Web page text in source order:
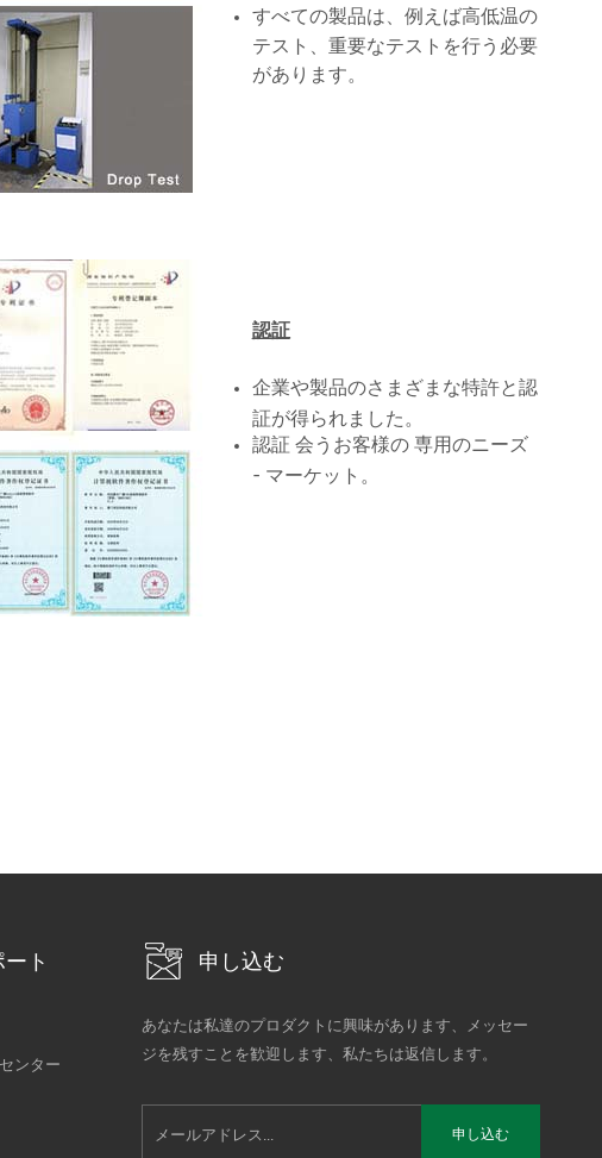
すべての製品は、例えば高低温の
テスト、重要なテストを行う必要
があります。
認証
企業や製品のさまざまな特許と認
証が得られました。
認証 会うお客様の 専用のニーズ
- マーケット。
ト
ンター
申し込む
あなたは私達のプロダクトに興味があります、メッセー
ジを残すことを歓迎します、私たちは返信します。